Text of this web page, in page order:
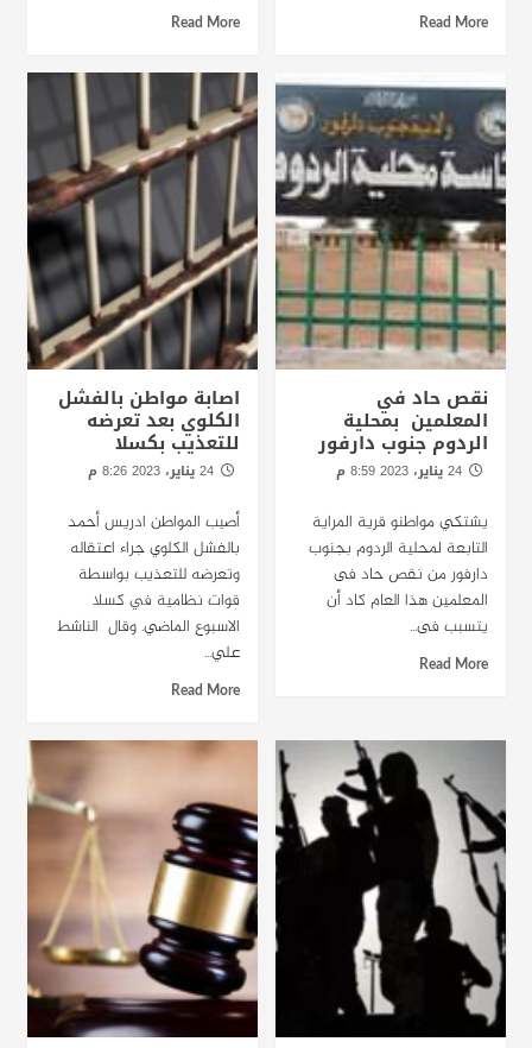
Read More
Read More
نقص حاد في
المعلمين بمحلية
الردوم جنوب دارفور
24 يناير، 2023 8:59 م
يشتكي مواطنو قرية المراية
التابعة لمحلية الردوم بجنوب
دارفور من نقص حاد فى
المعلمين هذا العام كاد أن
يتسبب فى...
Read More
اصابة مواطن بالفشل
الكلوي بعد تعرضه
للتعذيب بكسلا
24 يناير، 2023 8:26 م
أصيب المواطن ادريس أحمد
بالفشل الكلوي جراء اعتقاله
وتعرضه للتعذيب بواسطة
قوات نظامية في كسلا
الاسبوع الماضي. وقال الناشط
علي...
Read More